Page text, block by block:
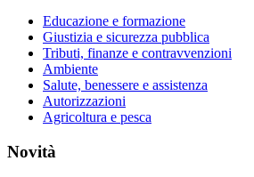
Educazione e formazione
Giustizia e sicurezza pubblica
Tributi, finanze e contravvenzioni
Ambiente
Salute, benessere e assistenza
Autorizzazioni
Agricoltura e pesca
Novità